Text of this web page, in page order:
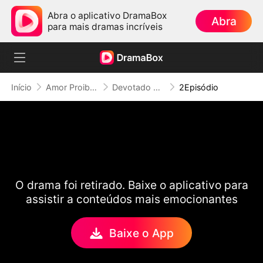
Abra o aplicativo DramaBox
para mais dramas incríveis
Abra
Início Amor Proibido Devotado ao Pecado 2Episódio
O drama foi retirado. Baixe o aplicativo para
assistir a conteúdos mais emocionantes
Baixe o App